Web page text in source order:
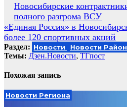
Навигация
по
записям
Новосибирские
полного разгрома ВСУ
«Единая Россия» в
более 120 спортивных акций
Раздел: Новости Новости
Темы: Дзен.Новости, ТГпост
Похожая запись
Новости Региона